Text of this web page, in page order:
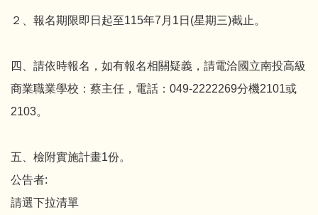
２、報名期限即日起至115年7月1日(星期三)截止。
四、請依時報名，如有報名相關疑義，請電洽國立南投高級
商業職業學校：蔡主任，電話：049-2222269分機2101或
2103。
五、檢附實施計畫1份。
公告者:
請選下拉清單